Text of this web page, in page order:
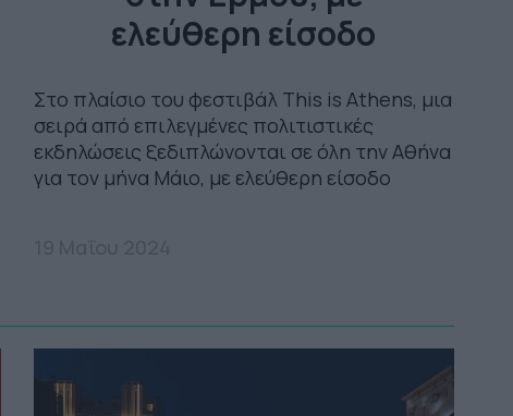
ελεύθερη είσοδο
Στο πλαίσιο του φεστιβάλ This is Athens, μια
σειρά από επιλεγμένες πολιτιστικές
εκδηλώσεις ξεδιπλώνονται σε όλη την Αθήνα
για τον μήνα Μάιο, με ελεύθερη είσοδο